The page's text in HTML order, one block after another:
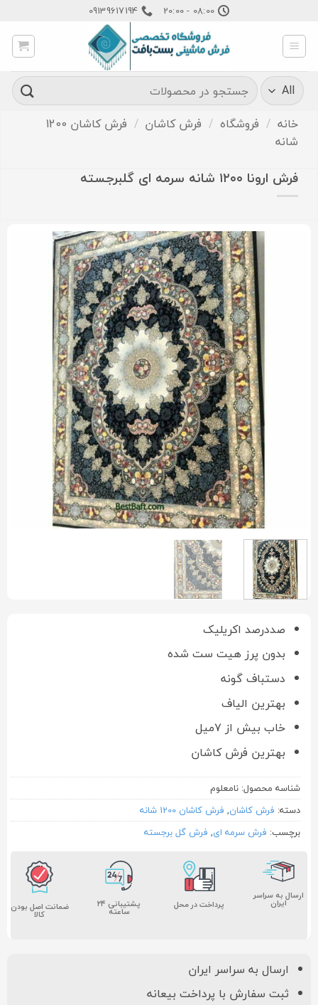
content
08:00 - 20:00
09139617194
جستجو
برای:
خانه / فروشگاه / فرش کاشان /
فرش کاشان 1200
شانه
فرش ارونا ۱۲۰۰ شانه سرمه ای گلبرجسته
صددرصد اکریلیک
بدون پرز هیت ست شده
دستباف گونه
بهترین الیاف
خاب بیش از ۷میل
بهترین فرش کاشان
شناسه محصول: نامعلوم
دسته: فرش کاشان, فرش کاشان 1200 شانه
برچسب: فرش سرمه ای, فرش گل برجسته
ارسال به سراسر
ایران پرداخت در محل پشتیبانی ۲۴
ساعته ضمانت اصل بودن
کالا
ارسال به سراسر ایران
ثبت سفارش با پرداخت بیعانه